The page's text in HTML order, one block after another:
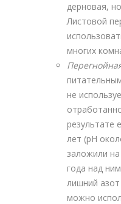
дерновая,
Листовой
многих
не
результате
лет (рН
заложили на
года над
лишний азот
можно